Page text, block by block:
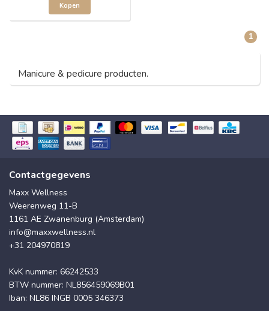
Kopen
1
Manicure & pedicure producten.
Contactgegevens
Maxx Wellness
Weerenweg 11-B
1161 AE Zwanenburg (Amsterdam)
info@maxxwellness.nl
+31 204970819
KvK nummer: 66242533
BTW nummer: NL856459069B01
Iban: NL86 INGB 0005 346373